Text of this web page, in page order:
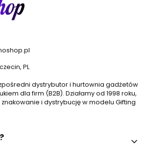
PL
dystrybutor i hurtownia gadżetów
dla firm (B2B). Działamy od 1998 roku,
i dystrybucję w modelu Gifting